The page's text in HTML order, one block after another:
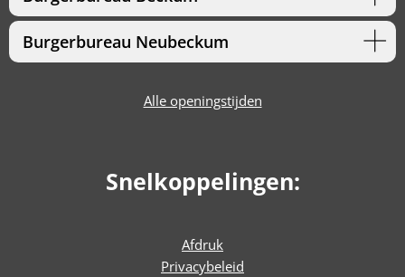
Burgerbureau Neubeckum
Alle openingstijden
Snelkoppelingen:
Afdruk
Privacybeleid